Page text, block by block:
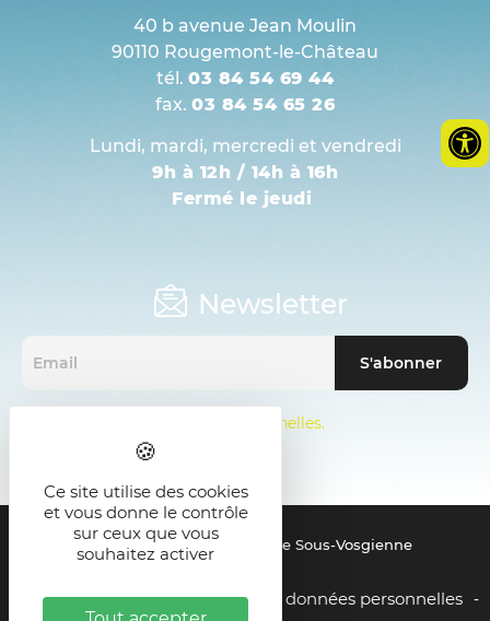
40 b avenue Jean Moulin
90110 Rougemont-le-Château
tél. 03 84 54 69 44
fax. 03 84 54 65 26
Lundi, mardi, mercredi et vendredi
9h à 12h / 14h à 16h
Fermé le jeudi
Newsletter
Mentions sur les données personnelles.
© 2021 - SMICTOM de la Zone Sous-Vosgienne
Mentions légales - Gestion des données personnelles -
Ce site utilise des cookies
et vous donne le contrôle
sur ceux que vous
souhaitez activer